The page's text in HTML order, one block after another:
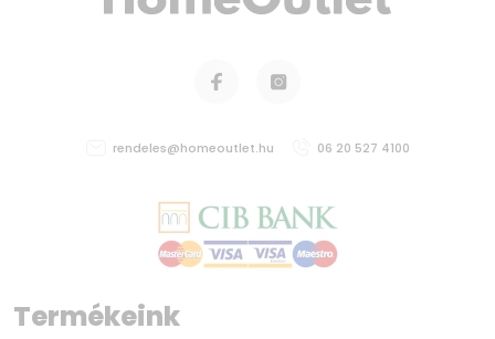
Termékeink
rendeles@homeoutlet.hu 06 20 527 4100